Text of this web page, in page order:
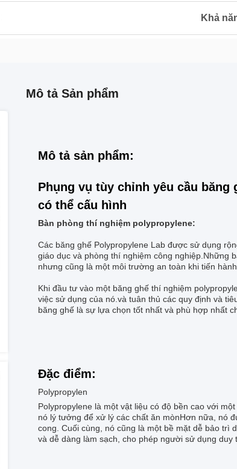
Khả
Mô tả Sản phẩm
Mô tả sản phẩm:
Phụng vụ tùy chỉnh yêu cầu
có thể cấu hình
Bàn phòng thí nghiệm polypropylene:
Các băng ghế Polypropylene Lab được sử dụng
giáo dục và phòng thí nghiệm công nghiệp.Những
nhưng cũng là một môi trường an toàn khi tiến
Khi đầu tư vào một băng ghế thí nghiệm
việc sử dụng của nó.và tuân thủ các quy định và
băng ghế là sự lựa chọn tốt nhất và phù hợp nhất
Đặc điểm:
Polypropylen
Polypropylene là một vật liệu có độ bền cao với
nó lý tưởng để xử lý các chất ăn mònHơn nữa, nó
cong. Cuối cùng, nó cũng là một bề mặt dễ bảo trì
và dễ dàng làm sạch, cho phép người sử dụng duy